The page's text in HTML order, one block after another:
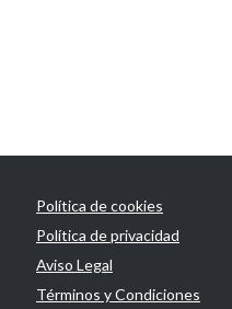
Política de cookies
Política de privacidad
Aviso Legal
Términos y Condiciones